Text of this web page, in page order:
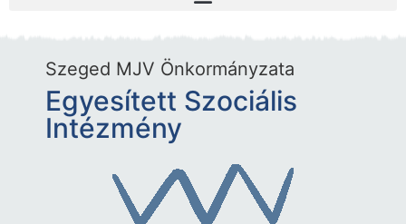
Szeged MJV Önkormányzata
Egyesített Szociális
Intézmény